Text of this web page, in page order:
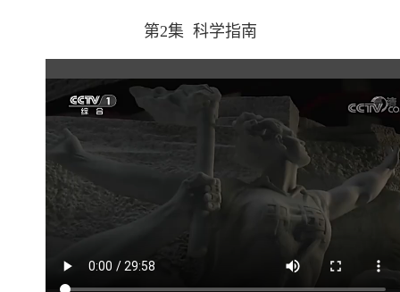
第2集 科学指南